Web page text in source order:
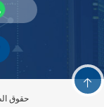
حقوق الطبع والنشر © لشركة شينزين هوتسين للتكنولوجيا المحدودة